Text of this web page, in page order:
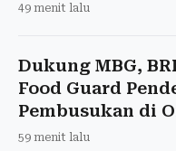
49 menit lalu
Dukung MBG,
Food Guard
Pembusukan di
59 menit lalu